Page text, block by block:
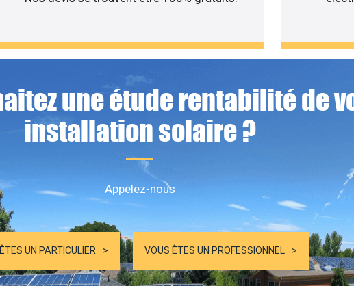
une étude rentabilité de
installation solaire ?
Appelez-nous
UN PARTICULIER VOUS ÊTES UN PROFESSIONNEL